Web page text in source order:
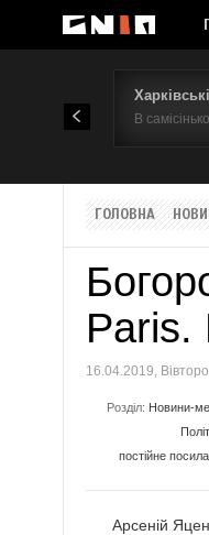
В
ГОЛОВНА
16.04.2019,
Розділ: Новини-
постійне
Арсеній